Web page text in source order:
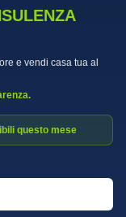
e vendi casa tua al
questo mese